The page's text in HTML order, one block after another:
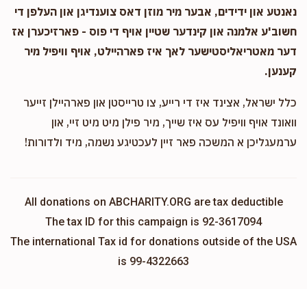
נאנטע און ידידים, אבער מיר מוזן דאס צוענדיגן און העלפן די
חשוב'ע אלמנה און קינדער שטיין אויף די פוס - פארזיכערן אז
דער מאטריאליסטישער לאך איז פארהיילט, אויף וויפיל מיר
קענען.
כלל ישראל, אצינד איז די רייע, צו טרייסטן און פארהיילן זייער
וואונד אויף וויפיל עס איז שייך, מיר פילן מיט מיט זיי, און
ערמעגליכן א המשכה פאר זיין לעכטיגע נשמה, מיד ולדורות!
All donations on ABCHARITY.ORG are tax deductible
The tax ID for this campaign is 92-3617094
The international Tax id for donations outside of the USA
is 99-4322663